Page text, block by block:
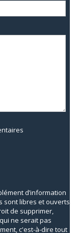
d’information
sont libres et ouverts
de supprimer,
ne serait pas
c'est-à-dire tout